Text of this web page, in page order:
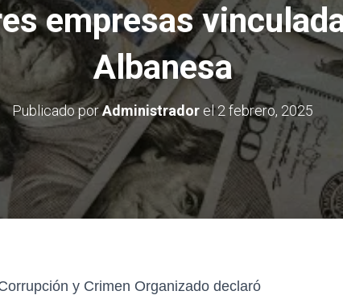
empresas
Albanesa
Publicado porAdministrador el2 febrero, 2025
y Crimen Organizado declaró